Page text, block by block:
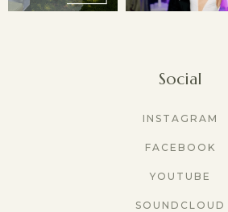
Social
INSTAGRAM
FACEBOOK
YOUTUBE
SOUNDCLOUD